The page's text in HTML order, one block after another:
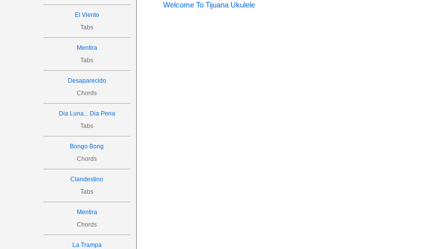
El Viento
Tabs
Mentira
Tabs
Desaparecido
Chords
Dia Luna... Dia Pena
Tabs
Bongo Bong
Chords
Clandestino
Tabs
Mentira
Chords
La Trampa
Welcome To Tijuana Ukulele